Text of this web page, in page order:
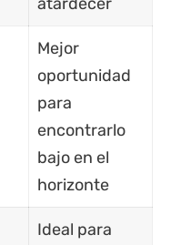
Mejor
oportunidad
para
encontrarlo
bajo en el
horizonte
Ideal para